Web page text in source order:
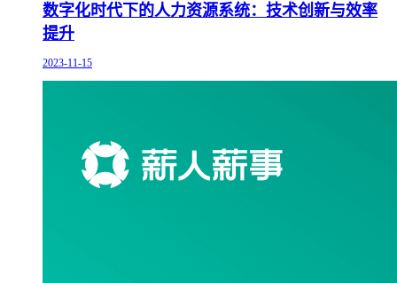
数字化时代下的人力资源系统：技术创新与效率
提升
2023-11-15